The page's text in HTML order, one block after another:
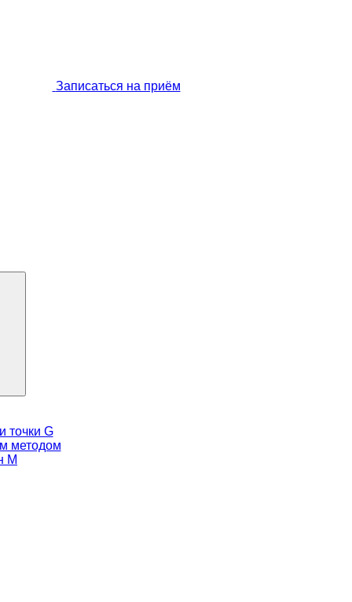
Записаться на приём
точки G
методом
М